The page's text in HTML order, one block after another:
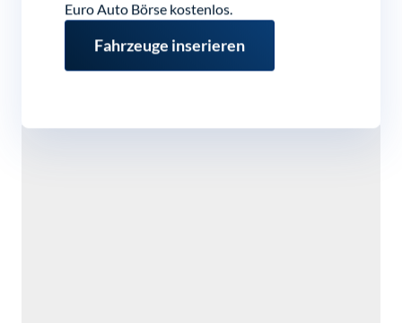
Euro Auto Börse kostenlos.
Fahrzeuge inserieren